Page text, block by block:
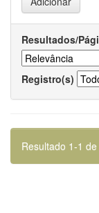
Resultados/
Registro(s)
Resultado 1-1 de